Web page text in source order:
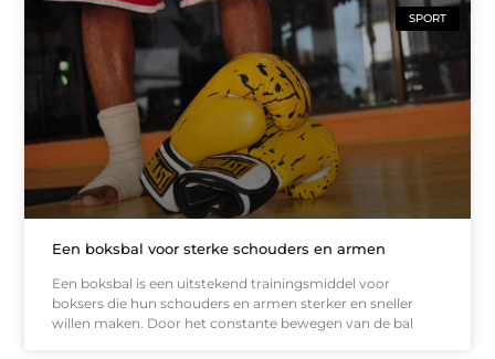
SPORT
Een boksbal voor sterke schouders en armen
Een boksbal is een uitstekend trainingsmiddel voor
boksers die hun schouders en armen sterker en sneller
willen maken. Door het constante bewegen van de bal